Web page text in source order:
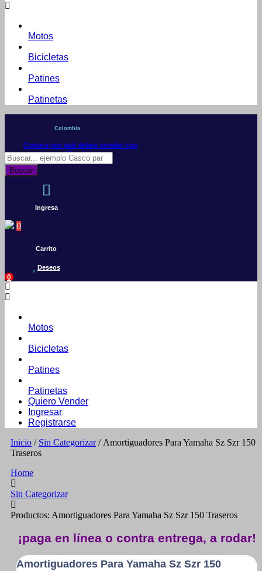
Motos
Bicicletas
Patines
Patinetas
Colombia
Conoce por qué debes vender con
Mercleta
Búsqueda
de
productos
Buscar
Ingresa
0
Carrito
Deseos
0
Motos
Bicicletas
Patines
Patinetas
Quiero Vender
Ingresar
Registrarse
Inicio / Sin Categorizar/ Amortiguadores Para Yamaha Sz Szr 150
Traseros
Home
Sin Categorizar
Productos: Amortiguadores Para Yamaha Sz Szr 150 Traseros
¡paga en línea o contra entrega, a rodar!
Amortiguadores Para Yamaha Sz Szr 150